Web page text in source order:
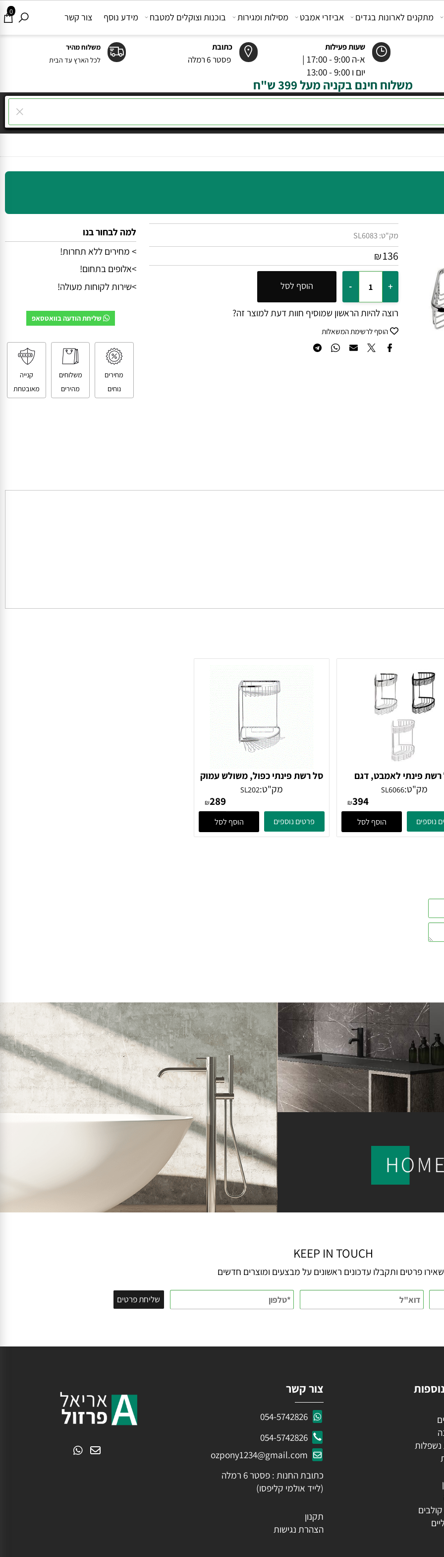
שעות פעילות
א-ה 9:00 - 17:00 |
יום ו 9:00 - 13:00
כתובת
פסטר 6 רמלה
משלוח מהיר
לכל הארץ עד הבית
0 לארונות בגדים אביזרי אמבט מסילות ומגירות בוכנות וצוקלים למטבח מידע נוסף צור קשר
משלוח חינם בקניה מעל 399 ש"ח
מק"ט:SL6083
₪
רוצה להיות הראשון שמוסיף חוות דעת למוצר זה?
הוסף לרשימת המשאלות
למה לבחור בנו
>אלופים בתחום!
מחירים משלוחים קנייה
פינתי לאמבט, דגם
SL6066
SL6066
₪394
סל רשת פינתי כפול, משולש עמוק
עם קולב, דגם SL202
מק"ט:
₪289
KEEP IN TOUCH
צור קשר
054-5742826
054-5742826
ozpony1234@gmail.com
כתובת החנות : פסטר 6 רמלה